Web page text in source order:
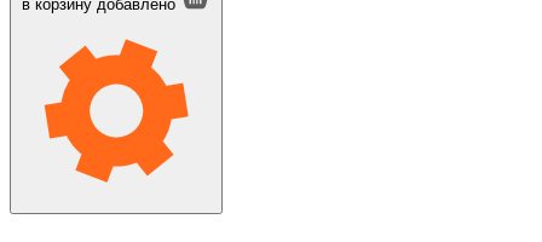
в корзину добавлено